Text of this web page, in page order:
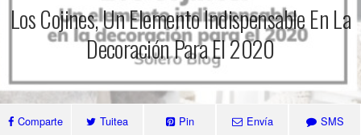
Los Cojines, Un Elemento Indispensable En La
Decoración Para El 2020
Comparte Tuitea Pin Envía SMS